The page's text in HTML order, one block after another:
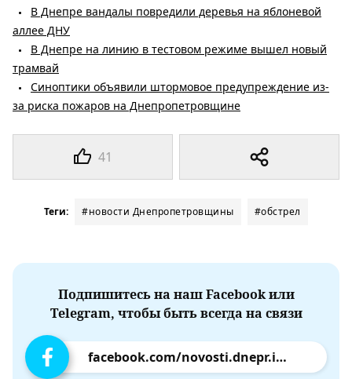
41
В Днепре вандалы повредили деревья на яблоневой
аллее ДНУ
В Днепре на линию в тестовом режиме вышел новый
трамвай
Синоптики объявили штормовое предупреждение из-
за риска пожаров на Днепропетровщине
Теги: #новости Днепропетровщины #обстрел
Подпишитесь на наш Facebook или
Telegram, чтобы быть всегда на связи
facebook.com/novosti.dnepr.info